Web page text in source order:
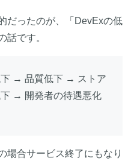
だったのが、「DevExの低
話です。
→ 品質低下 → ストア
→ 開発者の待遇悪化
場合サービス終了にもなり